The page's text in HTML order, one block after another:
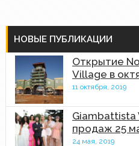
НОВЫЕ ПУБЛИКАЦИИ
Открытие
Village в
11 октября, 2019
Giambattista
продаж 25
24 мая, 2019